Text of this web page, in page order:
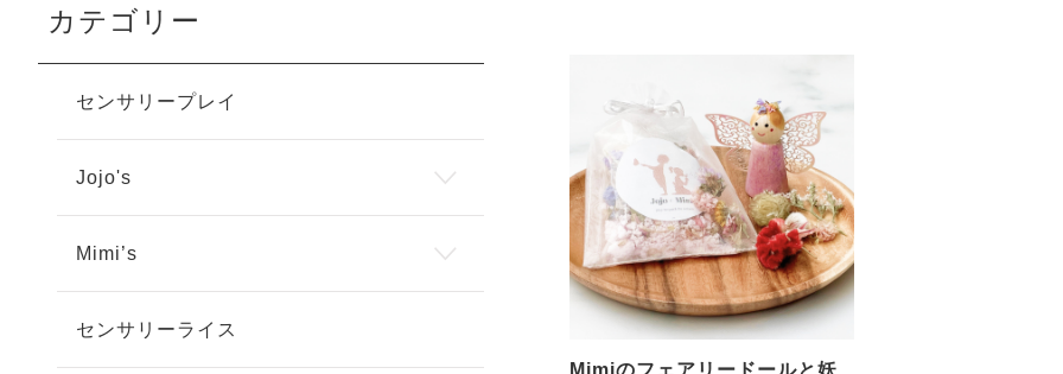
Mimiのフェアリードールと妖
カテゴリー
センサリープレイ
Jojo's
Mimi’s
センサリーライス